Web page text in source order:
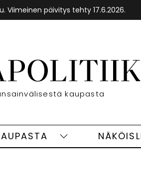
Viimeinen päivitys tehty 17.6.2026.
Etusivu
kaupasta
Vapaasti